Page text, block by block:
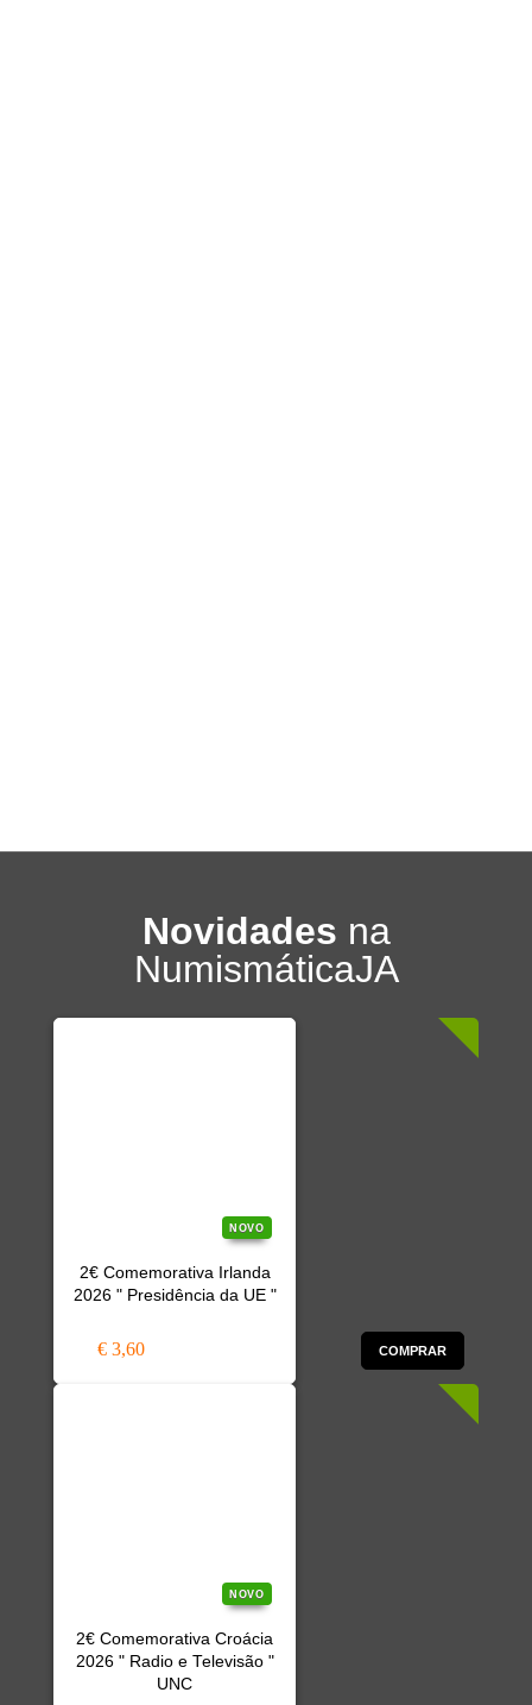
Novidades na
NumismáticaJA
NOVO
2€ Comemorativa Irlanda
2026 " Presidência da UE "
€ 3,60 COMPRAR
NOVO
2€ Comemorativa Croácia
2026 " Radio e Televisão "
UNC